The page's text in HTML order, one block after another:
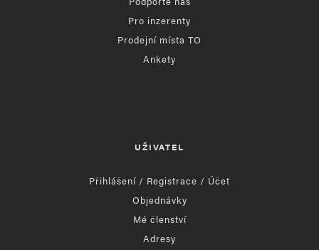
Pro inzerenty
Prodejní místa TO
Ankety
UŽIVATEL
Přihlášení / Registrace / Účet
Objednávky
Mé členství
Adresy